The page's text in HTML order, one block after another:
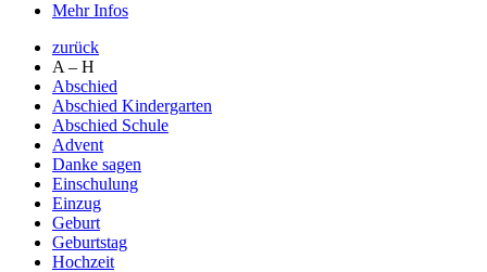
Mehr Infos
zurück
A – H
Abschied
Abschied Kindergarten
Abschied Schule
Advent
Danke sagen
Einschulung
Einzug
Geburt
Geburtstag
Hochzeit